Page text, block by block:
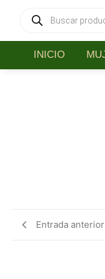
INICIO
Entrada anterior